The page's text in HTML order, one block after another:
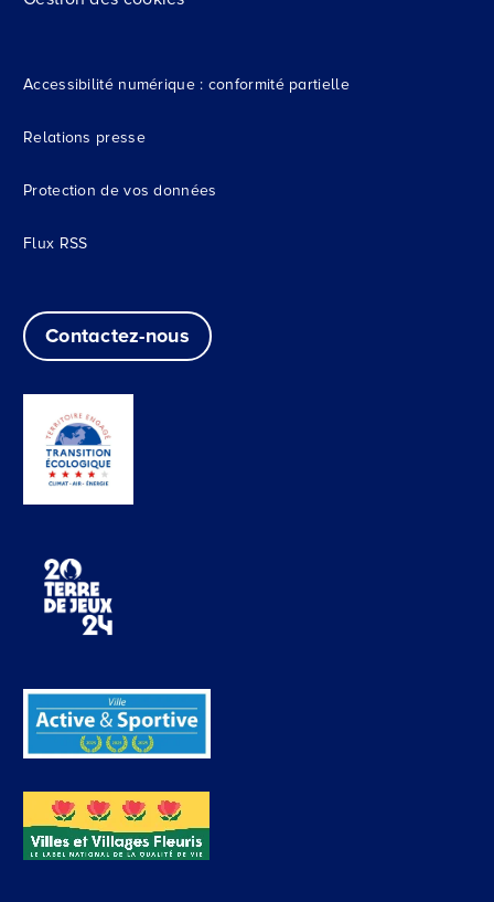
Accessibilité numérique : conformité partielle
Relations presse
Protection de vos données
Flux RSS
Contactez-nous